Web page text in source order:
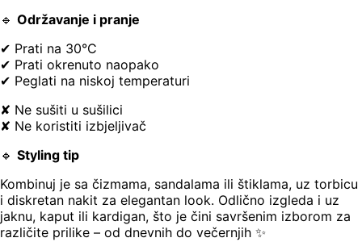
🔹 Održavanje i pranje
✔ Prati na 30°C
✔ Prati okrenuto naopako
✔ Peglati na niskoj temperaturi
✘ Ne sušiti u sušilici
✘ Ne koristiti izbjeljivač
🔹 Styling tip
Kombinuj je sa čizmama, sandalama ili štiklama, uz torbicu
i diskretan nakit za elegantan look. Odlično izgleda i uz
jaknu, kaput ili kardigan, što je čini savršenim izborom za
različite prilike – od dnevnih do večernjih ✨